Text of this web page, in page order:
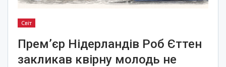
Світ
Прем’єр Нідерландів Роб Єттен
закликав квірну молодь не